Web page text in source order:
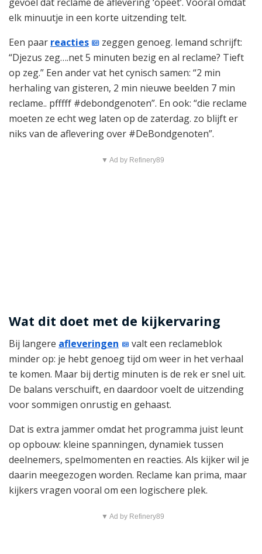
elk minuutje in een korte uitzending telt.
Een paar reacties
zeggen genoeg. Iemand schrijft:
“Djezus zeg….net 5 minuten bezig en al reclame? Tieft
op zeg.” Een ander vat het cynisch samen: “2 min
herhaling van gisteren, 2 min nieuwe beelden 7 min
reclame.. pfffff #debondgenoten”. En ook: “die reclame
moeten ze echt weg laten op de zaterdag. zo blijft er
niks van de aflevering over #DeBondgenoten”.
▼ Ad by Refinery89
Wat dit doet met de kijkervaring
Bij langere afleveringen
valt een reclameblok
minder op: je hebt genoeg tijd om weer in het verhaal
te komen. Maar bij dertig minuten is de rek er snel uit.
De balans verschuift, en daardoor voelt de uitzending
voor sommigen onrustig en gehaast.
Dat is extra jammer omdat het programma juist leunt
op opbouw: kleine spanningen, dynamiek tussen
deelnemers, spelmomenten en reacties. Als kijker wil je
daarin meegezogen worden. Reclame kan prima, maar
kijkers vragen vooral om een logischere plek.
▼ Ad by Refinery89